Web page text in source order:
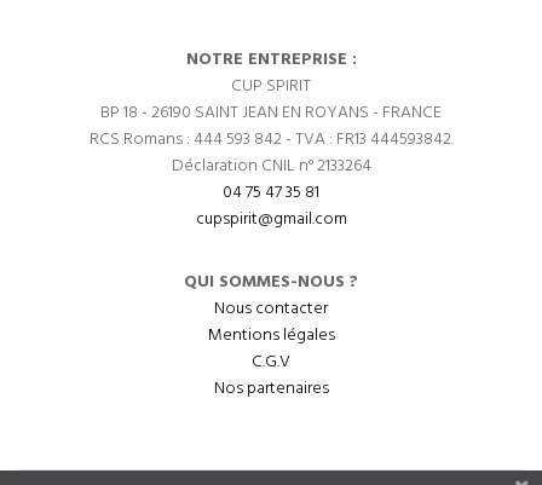
NOTRE ENTREPRISE :
CUP SPIRIT
BP 18 - 26190 SAINT JEAN EN ROYANS - FRANCE
RCS Romans : 444 593 842 - TVA : FR13 444593842.
Déclaration CNIL n° 2133264
04 75 47 35 81
cupspirit@gmail.com
QUI SOMMES-NOUS ?
Nous contacter
Mentions légales
C.G.V
Nos partenaires